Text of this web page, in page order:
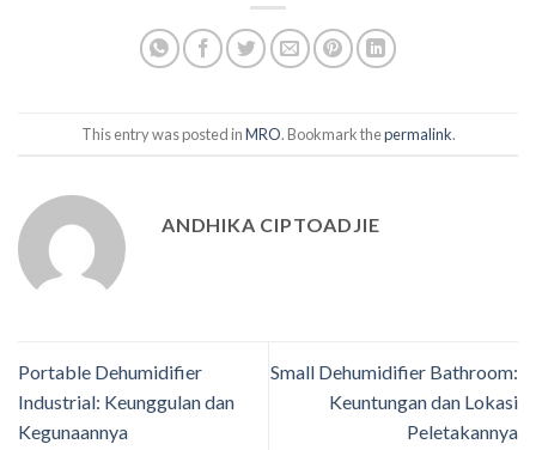
This entry was posted inMRO. Bookmark thepermalink.
ANDHIKA CIPTOADJIE
Portable Dehumidifier
Industrial: Keunggulan dan
Kegunaannya
Small Dehumidifier Bathroom:
Keuntungan dan Lokasi
Peletakannya